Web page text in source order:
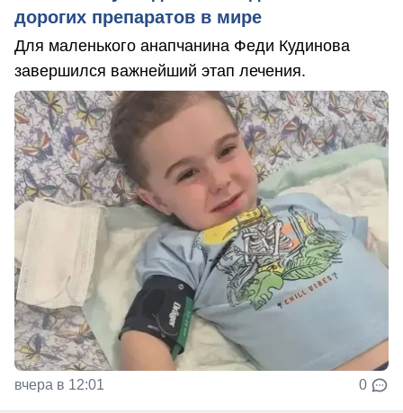
дорогих препаратов в мире
Для маленького анапчанина Феди Кудинова
завершился важнейший этап лечения.
вчера в 12:01 0